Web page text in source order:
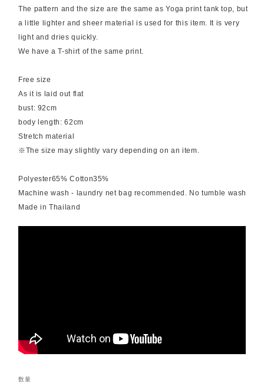
The pattern and the size are the same as Yoga print tank top, but
a little lighter and sheer material is used for this item. It is very
light and dries quickly.
We have a T-shirt of the same print.
Free size
As it is laid out flat
bust: 92cm
body length: 62cm
Stretch material
※The size may slightly vary depending on an item.
Polyester65% Cotton35%
Machine wash - laundry net bag recommended. No tumble wash
Made in Thailand
数量